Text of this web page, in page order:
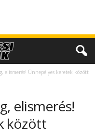
elismerés! Ünnepélyes keretek között
elismerés!
között